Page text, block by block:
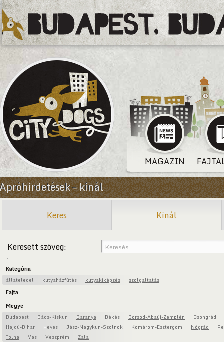
MAGAZIN
Apróhirdetések – kínál
Keres Kínál
Keresett szöveg:
Kategória
állateledel kutyaházfűtés kutyakiképzés szolgaltatás
Fajta
Megye
Budapest Bács-Kiskun Baranya Békés Borsod-Abaúj-Zemplén
Csongrád
Hajdú-Bihar
Heves Jász-Nagykun-Szolnok Komárom-Esztergom Nógrád
Tolna
Vas Veszprém Zala